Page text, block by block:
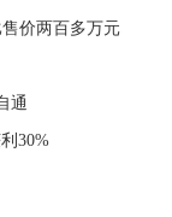
价两百多万元
通
30%